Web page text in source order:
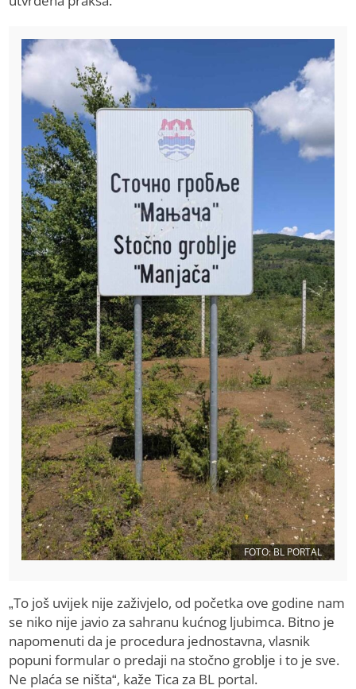
FOTO: BL PORTAL
„To još uvijek nije zaživjelo, od početka ove godine nam
se niko nije javio za sahranu kućnog ljubimca. Bitno je
napomenuti da je procedura jednostavna, vlasnik
popuni formular o predaji na stočno groblje i to je sve.
Ne plaća se ništa“, kaže Tica za BL portal.